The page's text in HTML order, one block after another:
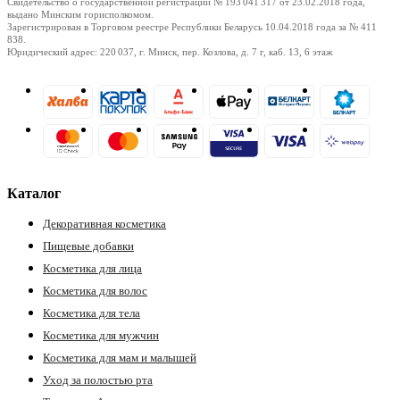
выдано Минским горисполкомом.
Зарегистрирован в Торговом реестре Республики Беларусь 10.04.2018 года за № 411
838.
Юридический адрес: 220 037, г. Минск, пер. Козлова, д. 7 г, каб. 13, 6 этаж
Каталог
Декоративная косметика
Пищевые добавки
Косметика для лица
Косметика для волос
Косметика для тела
Косметика для мужчин
Косметика для мам и малышей
Уход за полостью рта